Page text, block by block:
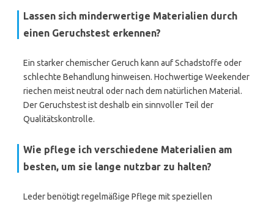
Lassen sich minderwertige Materialien durch
einen Geruchstest erkennen?
Ein starker chemischer Geruch kann auf Schadstoffe oder
schlechte Behandlung hinweisen. Hochwertige Weekender
riechen meist neutral oder nach dem natürlichen Material.
Der Geruchstest ist deshalb ein sinnvoller Teil der
Qualitätskontrolle.
Wie pflege ich verschiedene Materialien am
besten, um sie lange nutzbar zu halten?
Leder benötigt regelmäßige Pflege mit speziellen